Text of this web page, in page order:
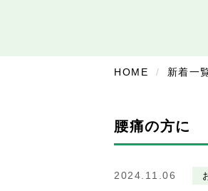
HOME 新着一
腰痛の方に
2024.11.06